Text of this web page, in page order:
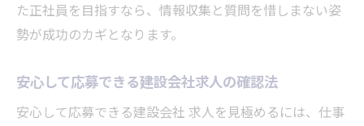
た正社員を目指すなら、情報収集と質問を惜しまない姿
勢が成功のカギとなります。
安心して応募できる建設会社求人の確認法
安心して応募できる建設会社 求人を見極めるには、仕事